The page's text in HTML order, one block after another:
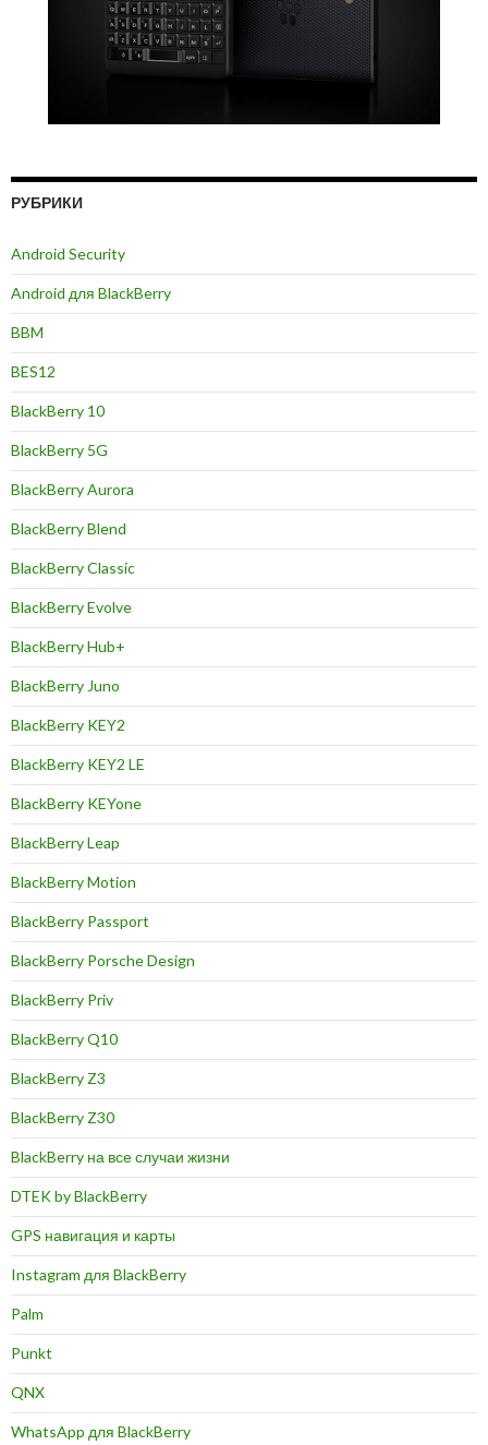
РУБРИКИ
Android Security
Android для BlackBerry
BBM
BES12
BlackBerry 10
BlackBerry 5G
BlackBerry Aurora
BlackBerry Blend
BlackBerry Classic
BlackBerry Evolve
BlackBerry Hub+
BlackBerry Juno
BlackBerry KEY2
BlackBerry KEY2 LE
BlackBerry KEYone
BlackBerry Leap
BlackBerry Motion
BlackBerry Passport
BlackBerry Porsche Design
BlackBerry Priv
BlackBerry Q10
BlackBerry Z3
BlackBerry Z30
BlackBerry на все случаи жизни
DTEK by BlackBerry
GPS навигация и карты
Instagram для BlackBerry
Palm
Punkt
QNX
WhatsApp для BlackBerry